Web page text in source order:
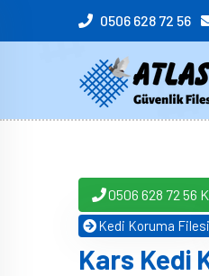
0506 628 72 56
0506 628 72 56
Kedi Koruma Filesi
Kars Kedi